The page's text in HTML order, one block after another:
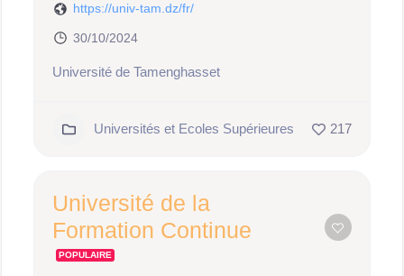
https://univ-tam.dz/fr/
30/10/2024
Université de Tamenghasset
Universités et Ecoles Supérieures 217
Université de la
Formation Continue
POPULAIRE